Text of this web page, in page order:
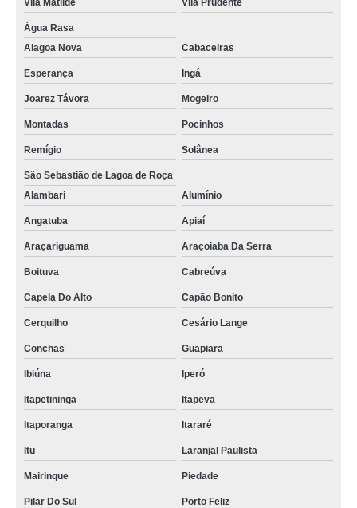
Vila Matilde Vila Prudente
Água Rasa
Alagoa Nova
Cabaceiras
Esperança Ingá
Joarez Távora Mogeiro
Montadas Pocinhos
Remígio Solânea
São Sebastião de Lagoa de Roça
Alambari
Alumínio
Angatuba Apiaí
Araçariguama Araçoiaba Da Serra
Boituva Cabreúva
Capela Do Alto Capão Bonito
Cerquilho Cesário Lange
Conchas Guapiara
Ibiúna Iperó
Itapetininga Itapeva
Itaporanga Itararé
Itu Laranjal Paulista
Mairinque Piedade
Pilar Do Sul Porto Feliz